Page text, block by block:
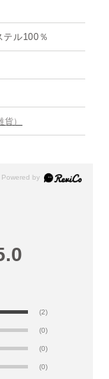
ル100％
）
(2)
(0)
(0)
(0)